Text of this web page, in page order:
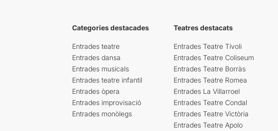
Categories destacades
Entrades teatre
Entrades dansa
Entrades musicals
Entrades teatre infantil
Entrades òpera
Entrades improvisació
Entrades monòlegs
Teatres destacats
Entrades Teatre Tívoli
Entrades Teatre Coliseum
Entrades Teatre Borràs
Entrades Teatre Romea
Entrades La Villarroel
Entrades Teatre Condal
Entrades Teatre Victòria
Entrades Teatre Apolo